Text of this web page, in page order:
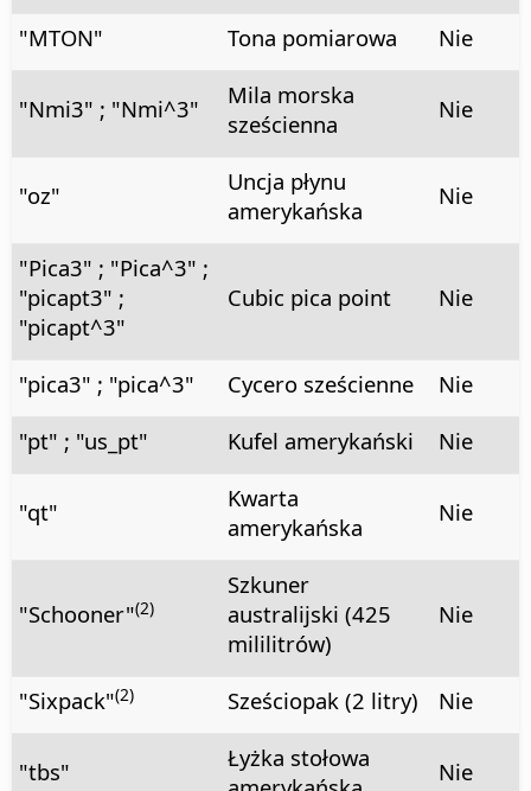
"MTON" Tona pomiarowa Nie
"Nmi3" ; "Nmi^3"
Mila morska
sześcienna
Nie
"oz"
Uncja płynu
amerykańska
Nie
"Pica3" ; "Pica^3" ;
"picapt3" ;
"picapt^3"
Cubic pica point Nie
"pica3" ; "pica^3" Cycero sześcienne
Nie
"pt" ; "us_pt"
Kufel amerykański Nie
"qt"
Kwarta
amerykańska
Nie
"Schooner"(2)
Szkuner
australijski (425
mililitrów)
Nie
"Sixpack"(2) Sześciopak (2 litry) Nie
"tbs"
Łyżka stołowa
Nie